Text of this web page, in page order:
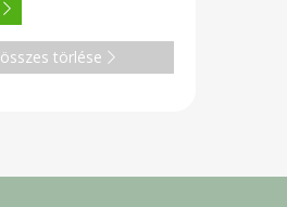
összes törlése